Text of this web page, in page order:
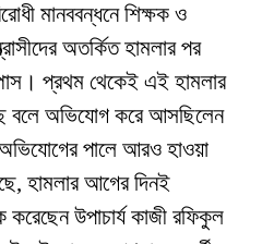
মানববন্ধনে শিক্ষক ও
অতর্কিত হামলার পর
প্রথম থেকেই এই হামলার
বলে অভিযোগ করে আসছিলেন
অভিযোগের পালে আরও হাওয়া
হামলার আগের দিনই
করেছেন উপাচার্য কাজী রফিকুল